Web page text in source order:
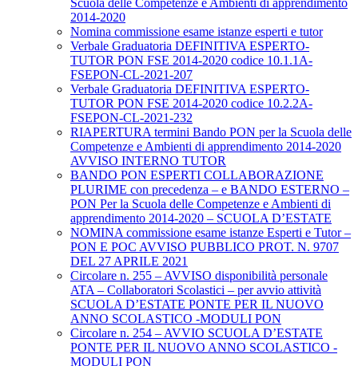
Scuola delle Competenze e Ambienti di apprendimento
2014-2020
Nomina commissione esame istanze esperti e tutor
Verbale Graduatoria DEFINITIVA ESPERTO-
TUTOR PON FSE 2014-2020 codice 10.1.1A-
FSEPON-CL-2021-207
Verbale Graduatoria DEFINITIVA ESPERTO-
TUTOR PON FSE 2014-2020 codice 10.2.2A-
FSEPON-CL-2021-232
RIAPERTURA termini Bando PON per la Scuola delle
Competenze e Ambienti di apprendimento 2014-2020
AVVISO INTERNO TUTOR
BANDO PON ESPERTI COLLABORAZIONE
PLURIME con precedenza – e BANDO ESTERNO –
PON Per la Scuola delle Competenze e Ambienti di
apprendimento 2014-2020 – SCUOLA D’ESTATE
NOMINA commissione esame istanze Esperti e Tutor –
PON E POC AVVISO PUBBLICO PROT. N. 9707
DEL 27 APRILE 2021
Circolare n. 255 – AVVISO disponibilità personale
ATA – Collaboratori Scolastici – per avvio attività
SCUOLA D’ESTATE PONTE PER IL NUOVO
ANNO SCOLASTICO -MODULI PON
Circolare n. 254 – AVVIO SCUOLA D’ESTATE
PONTE PER IL NUOVO ANNO SCOLASTICO -
MODULI PON